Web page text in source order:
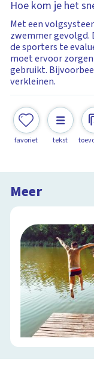
Hoe kom je het
Met een
zwemmer gevolgd.
de sporters te
moet ervoor
gebruikt.
verkleinen.
favoriet tekst
Meer